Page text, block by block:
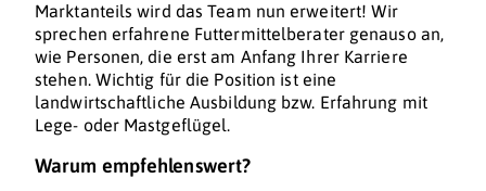
Marktanteils wird das Team nun erweitert! Wir
sprechen erfahrene Futtermittelberater genauso an,
wie Personen, die erst am Anfang Ihrer Karriere
stehen. Wichtig für die Position ist eine
landwirtschaftliche Ausbildung bzw. Erfahrung mit
Lege- oder Mastgeflügel.
Warum empfehlenswert?